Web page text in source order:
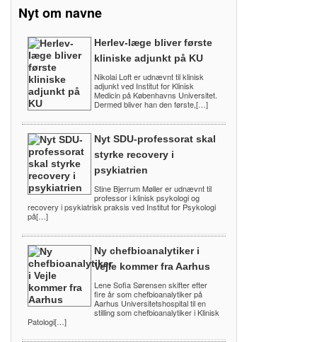
Nyt om navne
Herlev-læge bliver første
kliniske adjunkt på KU
Nikolai Loft er udnævnt til klinisk
adjunkt ved Institut for Klinisk
Medicin på Københavns Universitet.
Dermed bliver han den første,[…]
Nyt SDU-professorat skal
styrke recovery i
psykiatrien
Stine Bjerrum Møller er udnævnt til
professor i klinisk psykologi og
recovery i psykiatrisk praksis ved Institut for Psykologi
på[…]
Ny chefbioanalytiker i
Vejle kommer fra Aarhus
Lene Sofia Sørensen skifter efter
fire år som chefbioanalytiker på
Aarhus Universitetshospital til en
stilling som chefbioanalytiker i Klinisk
Patologi[…]